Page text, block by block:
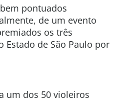
pontuados
de um evento
os três
Estado de São Paulo por
um dos 50 violeiros